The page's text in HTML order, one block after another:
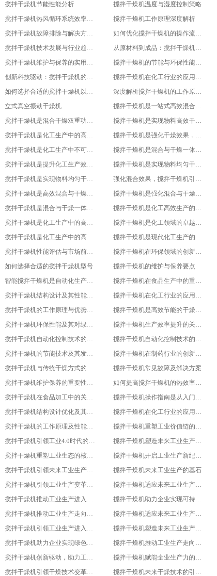
搅拌干燥机节能性能分析
搅拌干燥机温度与湿度控制策略
搅拌干燥机热风循环系统效率研究
搅拌干燥机工作原理深度解析
搅拌干燥机故障排除与解决方案大全
如何优化搅拌干燥机的操作流程以提升产品质量
搅拌干燥机技术发展与行业趋势分析
从原材料到成品：搅拌干燥机在食品行业的全流程应用
搅拌干燥机维护与保养的实用指南
搅拌干燥机的节能与环保性能探究
创新科技驱动：搅拌干燥机的智能化升级
搅拌干燥机在化工行业的应用实例
如何选择合适的搅拌干燥机以提高生产效率
深度解析搅拌干燥机的工作原理与应用
立式真空振动干燥机
搅拌干燥机是一站式高效混合与干燥解决方案
搅拌干燥机是混合干燥双重功效，化工生产新助力，提升产品质量
搅拌干燥机是实现物料高效干燥的创新之选，提升产品质量
搅拌干燥机是化工生产中的高效混合与干燥专家，提升产品质量
搅拌干燥机是强化干燥效果，提升产品质量的关键
搅拌干燥机是化工生产中不可或缺的高效工具
搅拌干燥机是混合与干燥一体化的创新解决方案
搅拌干燥机是提升化工生产效率的得力助手
搅拌干燥机是实现物料均匀干燥的专业设备
搅拌干燥机是实现物料均匀干燥的专业设备
强化混合效果，搅拌干燥机引领化工新潮流
搅拌干燥机是高效混合与干燥新标杆
搅拌干燥机是强化混合与干燥效果的理想设备
搅拌干燥机是混合与干燥一体化的高效利器
搅拌干燥机是化工高效生产的得力助手
搅拌干燥机是化工生产中的高效干燥与混合专家
搅拌干燥机是化工领域的卓越干燥利器
搅拌干燥机是化工生产中的高效利器
搅拌干燥机是现代化工生产的得力助手
搅拌干燥机性能评估与市场前景分析
搅拌干燥机在环保领域的创新应用
如何选择合适的搅拌干燥机型号
搅拌干燥机的维护与保养要点
智能搅拌干燥机是自动化生产的新趋势
搅拌干燥机在食品生产中的重要作用
搅拌干燥机结构设计及其性能优化
搅拌干燥机在化工行业的应用实践
搅拌干燥机的工作原理与优势分析
搅拌干燥机是高效节能的干燥新选择
搅拌干燥机环保性能及其对绿色生产的意义
搅拌干燥机生产效率提升的关键因素
搅拌干燥机自动化控制技术的探索与实践
搅拌干燥机自动化控制技术的探索与实践
搅拌干燥机的节能技术及其发展趋势
搅拌干燥机在制药行业的创新应用
搅拌干燥机与传统干燥方式的比较与优势分析
搅拌干燥机常见故障及解决方案
搅拌干燥机维护保养的重要性及实施方法
如何提高搅拌干燥机的热效率与干燥效果
搅拌干燥机在食品加工中的关键作用
搅拌干燥机操作指南是从入门到精通
搅拌干燥机结构设计优化及其影响研究
搅拌干燥机在化工行业的应用及优势分析
搅拌干燥机的工作原理及性能特点详解
搅拌干燥机重塑工业价值链的重要一环
搅拌干燥机引领工业4.0时代的核心设备
搅拌干燥机塑造未来工业生产新格局的重要工具
搅拌干燥机重塑工业生态的核心力量
搅拌干燥机开启工业生产新纪元的关键
搅拌干燥机引领未来工业生产的先锋
搅拌干燥机未来工业生产的基石
搅拌干燥机引领工业生产变革的重要力量
搅拌干燥机适应未来工业生产需求的必备设备
搅拌干燥机推动工业生产进入高效、绿色、智能新时代
搅拌干燥机助力企业实现可持续发展目标
搅拌干燥机推动工业生产走向智能化、绿色化、高效化
搅拌干燥机适应未来工业生产需求的创新设备
搅拌干燥机引领工业生产进入新时代
搅拌干燥机塑造未来工业生产的新格局
搅拌干燥机助力企业实现绿色、智能、高效生产
搅拌干燥机推动工业生产走向智能化与可持续发展的关键
搅拌干燥机创新驱动，助力工业生产绿色转型
搅拌干燥机赋能企业生产力的关键设备
搅拌干燥机引领干燥技术变革的先锋
搅拌干燥机未来干燥技术的引领者